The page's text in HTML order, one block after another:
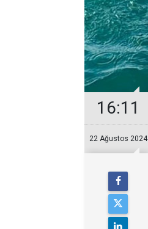
16:11
22 Ağustos 2024